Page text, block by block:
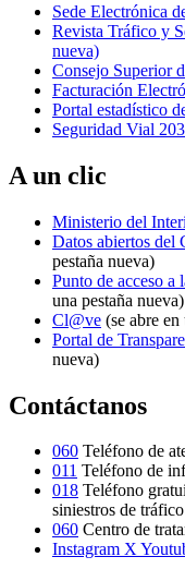
Sede Electrónica
Revista Tráfico y
nueva)
Consejo Superior
Facturación
Portal estadístico
Seguridad Vial
A un clic
Ministerio del
Datos abiertos del
pestaña nueva)
Punto de acceso a
una pestaña nueva)
Cl@ve (se abre en
Portal de
nueva)
Contáctanos
060 Teléfono de
011 Teléfono de
018 Teléfono
siniestros de tráfico
060 Centro de
Instagram X